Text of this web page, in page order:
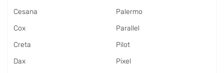
Cesana
Cox
Creta
Dax
Palermo
Parallel
Pilot
Pixel